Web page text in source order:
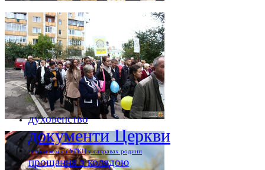
духовенство
документи Церкви
голова комісії УГКЦ у саправах родини
прощання з колядою